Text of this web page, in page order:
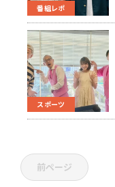
番組レポ
スポーツ
前ページ